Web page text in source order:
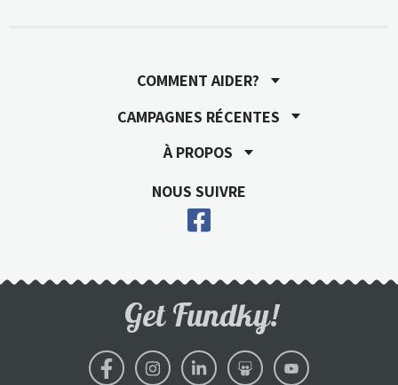
COMMENT AIDER?
CAMPAGNES RÉCENTES
À PROPOS
NOUS SUIVRE
Get Fundky!